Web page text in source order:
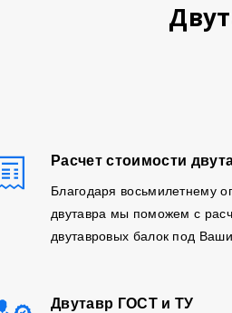
Расчет стоимости
Благодаря восьмилетнему
двутавра мы поможем с
двутавровых балок под
Двутавр ГОСТ и ТУ